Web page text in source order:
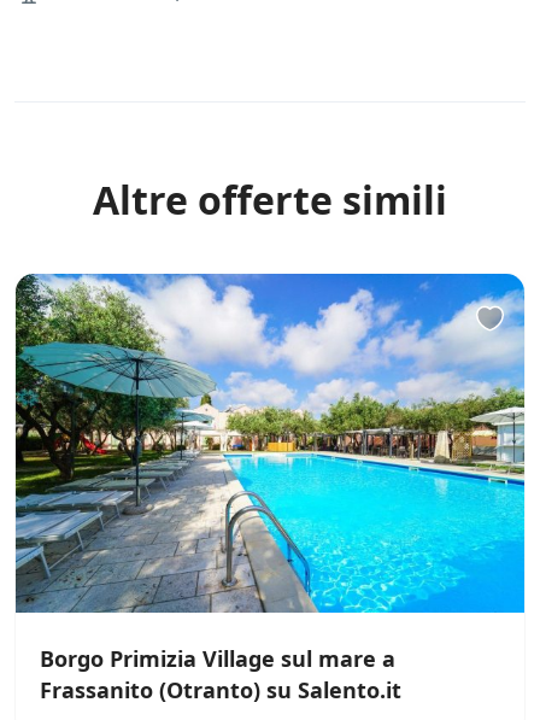
Altre offerte simili
Borgo Primizia Village sul mare a
Frassanito (Otranto) su Salento.it